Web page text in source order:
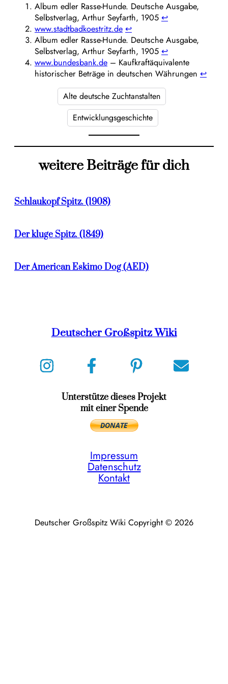
Album edler Rasse-Hunde. Deutsche Ausgabe,
Selbstverlag, Arthur Seyfarth, 1905 ↩︎
www.stadtbadkoestritz.de ↩︎
Album edler Rasse-Hunde. Deutsche Ausgabe,
Selbstverlag, Arthur Seyfarth, 1905 ↩︎
www.bundesbank.de – Kaufkraftäquivalente
historischer Beträge in deutschen Währungen ↩︎
Alte deutsche Zuchtanstalten
Entwicklungsgeschichte
weitere Beiträge für dich
Schlaukopf Spitz. (1908)
Der kluge Spitz. (1849)
Der American Eskimo Dog (AED)
Deutscher Großspitz Wiki
Unterstütze dieses Projekt
mit einer Spende
Impressum
Datenschutz
Kontakt
Deutscher Großspitz Wiki Copyright © 2026